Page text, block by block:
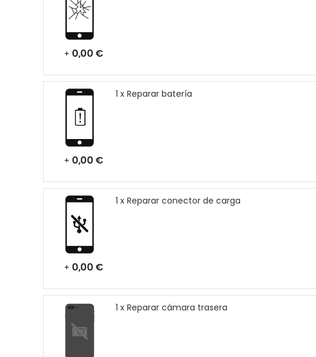
+ 0,00 €
1 x Reparar batería
+ 0,00 €
1 x Reparar conector de carga
+ 0,00 €
1 x Reparar cámara trasera